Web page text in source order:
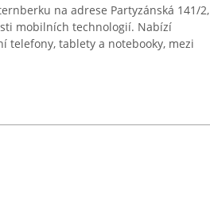
na adrese Partyzánská 141/2,
mobilních technologií. Nabízí
telefony, tablety a notebooky, mezi